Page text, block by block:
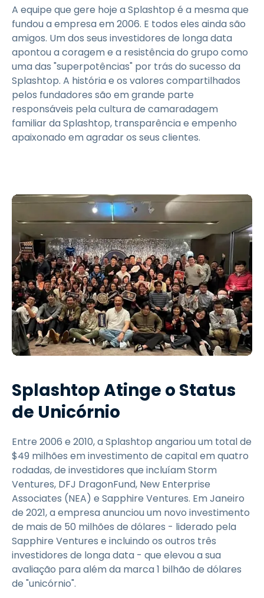
A equipe que gere hoje a Splashtop é a mesma que
fundou a empresa em 2006. E todos eles ainda são
amigos. Um dos seus investidores de longa data
apontou a coragem e a resistência do grupo como
uma das "superpotências" por trás do sucesso da
Splashtop. A história e os valores compartilhados
pelos fundadores são em grande parte
responsáveis pela cultura de camaradagem
familiar da Splashtop, transparência e empenho
apaixonado em agradar os seus clientes.
Splashtop Atinge o Status
de Unicórnio
Entre 2006 e 2010, a Splashtop angariou um total de
$49 milhões em investimento de capital em quatro
rodadas, de investidores que incluíam Storm
Ventures, DFJ DragonFund, New Enterprise
Associates (NEA) e Sapphire Ventures. Em Janeiro
de 2021, a empresa anunciou um novo investimento
de mais de 50 milhões de dólares - liderado pela
Sapphire Ventures e incluindo os outros três
investidores de longa data - que elevou a sua
avaliação para além da marca 1 bilhão de dólares
de "unicórnio".